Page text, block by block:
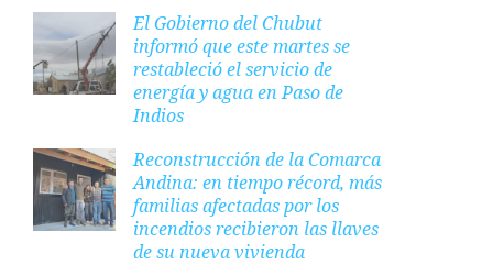
El Gobierno del Chubut
informó que este martes se
restableció el servicio de
energía y agua en Paso de
Indios
Reconstrucción de la Comarca
Andina: en tiempo récord, más
familias afectadas por los
incendios recibieron las llaves
de su nueva vivienda